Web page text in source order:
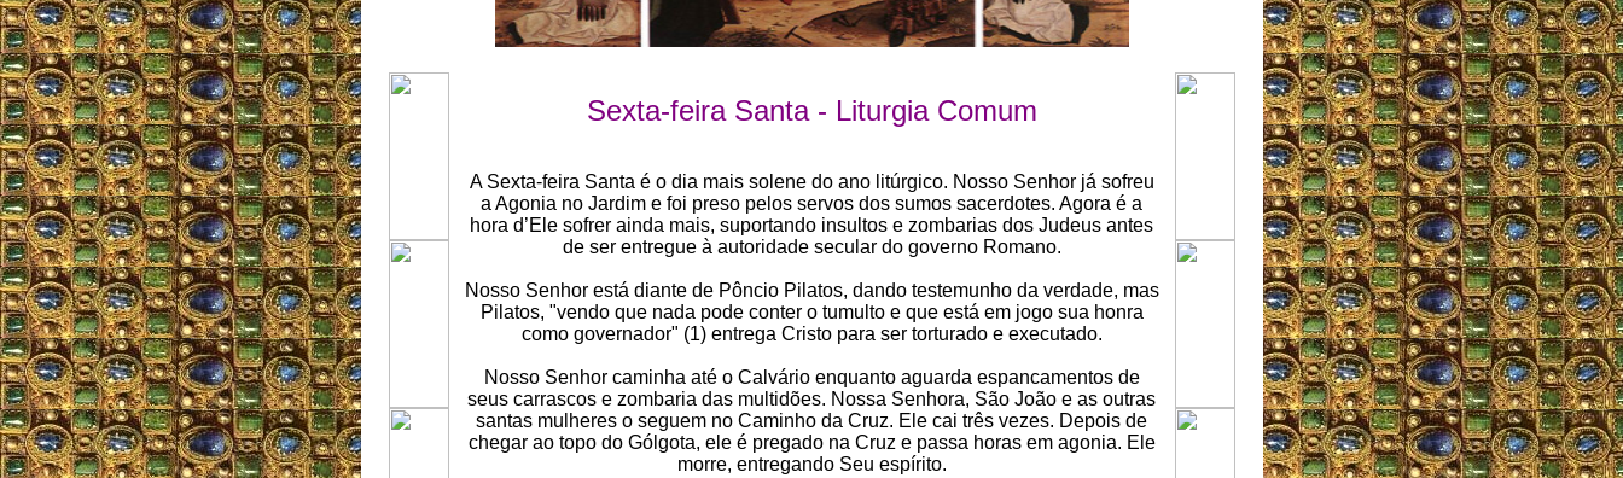
Sexta-feira Santa - Liturgia Comum
A Sexta-feira Santa é o dia mais solene do ano litúrgico. Nosso Senhor já sofreu
a Agonia no Jardim e foi preso pelos servos dos sumos sacerdotes. Agora é a
hora d’Ele sofrer ainda mais, suportando insultos e zombarias dos Judeus antes
de ser entregue à autoridade secular do governo Romano.
Nosso Senhor está diante de Pôncio Pilatos, dando testemunho da verdade, mas
Pilatos, "vendo que nada pode conter o tumulto e que está em jogo sua honra
como governador" (1) entrega Cristo para ser torturado e executado.
Nosso Senhor caminha até o Calvário enquanto aguarda espancamentos de
seus carrascos e zombaria das multidões. Nossa Senhora, São João e as outras
santas mulheres o seguem no Caminho da Cruz. Ele cai três vezes. Depois de
chegar ao topo do Gólgota, ele é pregado na Cruz e passa horas em agonia. Ele
morre, entregando Seu espírito.